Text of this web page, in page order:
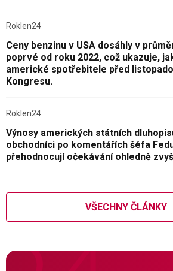
Roklen24
Ceny benzinu v USA dosáhly v
poprvé od roku 2022, což ukazuje,
americké spotřebitele před
Kongresu.
Roklen24
Výnosy amerických státních
obchodníci po komentářích šéfa
přehodnocují očekávání ohledně
VŠECHNY ČLÁNKY